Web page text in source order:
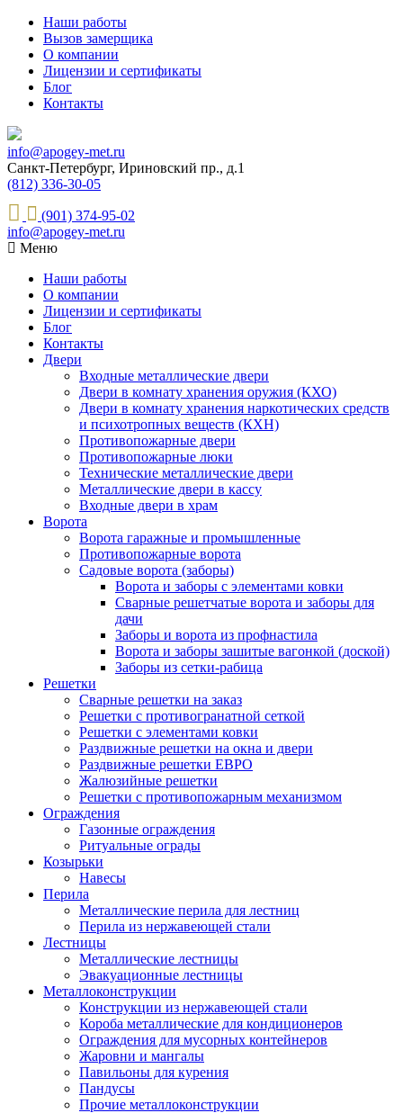
Наши работы
Вызов замерщика
О компании
Лицензии и сертификаты
Блог
Контакты
info@apogey-met.ru
Санкт-Петербург, Ириновский пр., д.1
(812) 336-30-05
(901) 374-95-02
info@apogey-met.ru
Меню
Наши работы
О компании
Лицензии и сертификаты
Блог
Контакты
Двери
Входные металлические двери
Двери в комнату хранения оружия (КХО)
Двери в комнату хранения наркотических средств
и психотропных веществ (КХН)
Противопожарные двери
Противопожарные люки
Технические металлические двери
Металлические двери в кассу
Входные двери в храм
Ворота
Ворота гаражные и промышленные
Противопожарные ворота
Садовые ворота (заборы)
Ворота и заборы с элементами ковки
Сварные решетчатые ворота и заборы для
дачи
Заборы и ворота из профнастила
Ворота и заборы зашитые вагонкой (доской)
Заборы из сетки-рабица
Решетки
Сварные решетки на заказ
Решетки с противогранатной сеткой
Решетки с элементами ковки
Раздвижные решетки на окна и двери
Раздвижные решетки ЕВРО
Жалюзийные решетки
Решетки с противопожарным механизмом
Ограждения
Газонные ограждения
Ритуальные ограды
Козырьки
Навесы
Перила
Металлические перила для лестниц
Перила из нержавеющей стали
Лестницы
Металлические лестницы
Эвакуационные лестницы
Металлоконструкции
Конструкции из нержавеющей стали
Короба металлические для кондиционеров
Ограждения для мусорных контейнеров
Жаровни и мангалы
Павильоны для курения
Пандусы
Прочие металлоконструкции